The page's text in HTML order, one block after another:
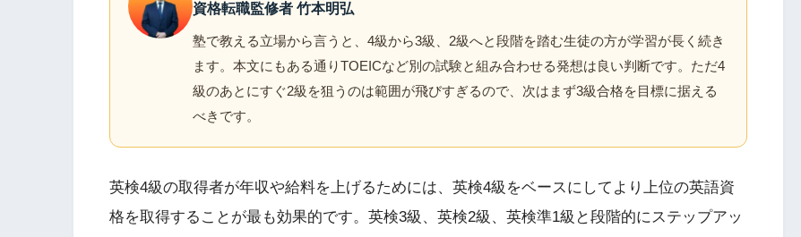
資格転職監修者 竹本明弘
塾で教える立場から言うと、4級から3級、2級へと段階を踏む生徒の方が学習が長く続き
ます。本文にもある通りTOEICなど別の試験と組み合わせる発想は良い判断です。ただ4
級のあとにすぐ2級を狙うのは範囲が飛びすぎるので、次はまず3級合格を目標に据える
べきです。
英検4級の取得者が年収や給料を上げるためには、英検4級をベースにしてより上位の英語資
格を取得することが最も効果的です。英検3級、英検2級、英検準1級と段階的にステップアッ